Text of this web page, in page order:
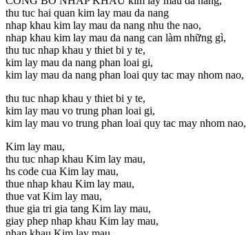
thu tuc hai quan kim lay mau da nang
nhap khau kim lay mau da nang nhu the nao,
nhap khau kim lay mau da nang can làm những gì,
thu tuc nhap khau y thiet bi y te,
kim lay mau da nang phan loai gi,
kim lay mau da nang phan loai quy tac may nhom nao,
thu tuc nhap khau y thiet bi y te,
kim lay mau vo trung phan loai gi,
kim lay mau vo trung phan loai quy tac may nhom nao,
Kim lay mau,
thu tuc nhap khau Kim lay mau,
hs code cua Kim lay mau,
thue nhap khau Kim lay mau,
thue vat Kim lay mau,
thue gia tri gia tang Kim lay mau,
giay phep nhap khau Kim lay mau,